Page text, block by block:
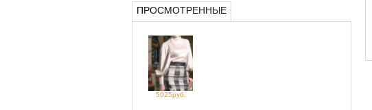
ПРОСМОТРЕННЫЕ
5025руб.